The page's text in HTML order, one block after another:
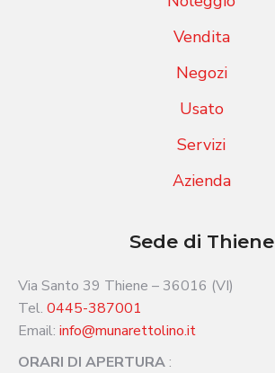
Vendita
Negozi
Usato
Servizi
Azienda
Sede di Thiene
Via Santo 39 Thiene – 36016 (VI)
Tel. 0445-387001
Email: info@munarettolino.it
ORARI DI APERTURA: